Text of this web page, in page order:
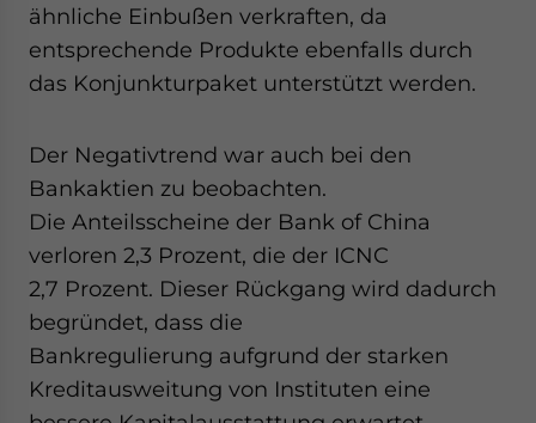
ähnliche Einbußen verkraften, da
entsprechende Produkte ebenfalls durch
das Konjunkturpaket unterstützt werden.
Der Negativtrend war auch bei den
Bankaktien zu beobachten.
Die Anteilsscheine der Bank of China
verloren 2,3 Prozent, die der ICNC
2,7 Prozent. Dieser Rückgang wird dadurch
begründet, dass die
Bankregulierung aufgrund der starken
Kreditausweitung von Instituten eine